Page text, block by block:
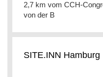
2,7 km vom CCH-
von der B
SITE.INN Hamburg